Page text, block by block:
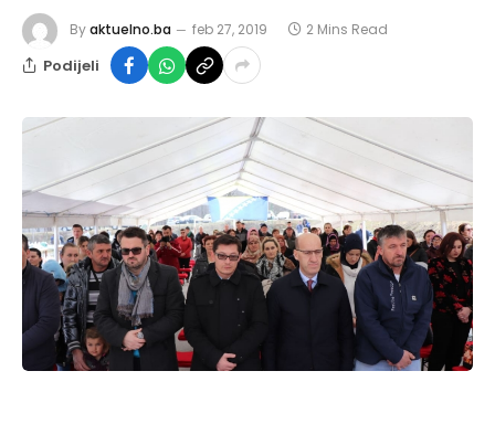
Byaktuelno.ba feb 27, 2019 2 Mins Read
Podijeli